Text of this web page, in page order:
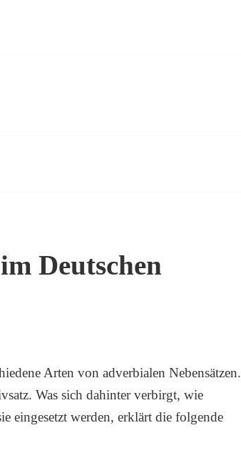
Deutschen
Arten von adverbialen Nebensätzen.
Was sich dahinter verbirgt, wie
eingesetzt werden, erklärt die folgende